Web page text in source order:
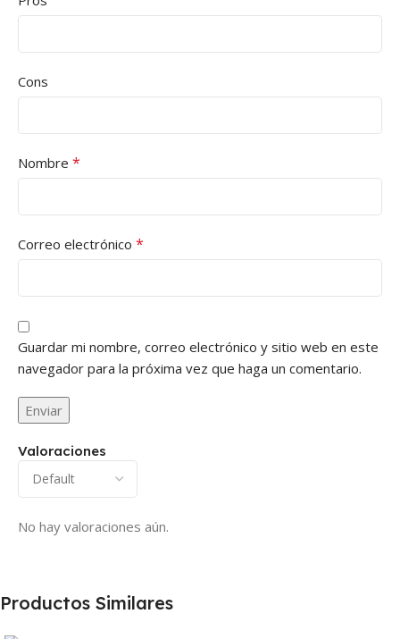
Valoraciones
No hay valoraciones aún.
Cons
Nombre *
Correo electrónico *
Guardar mi nombre, correo electrónico y sitio web en este
navegador para la próxima vez que haga un comentario.
Productos Similares